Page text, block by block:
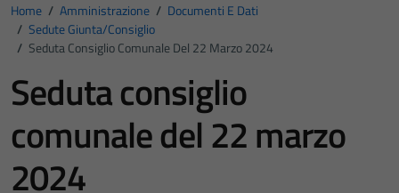
Home / Amministrazione / Documenti E Dati
/ Sedute Giunta/consiglio
/ Seduta Consiglio Comunale Del 22 Marzo 2024
Seduta consiglio
comunale del 22 marzo
2024